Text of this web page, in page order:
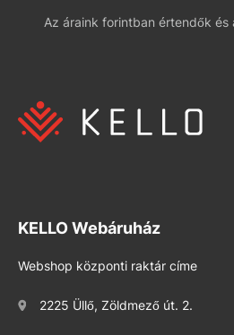
Az áraink forintban értendők
KELLO Webáruház
Webshop központi raktár címe
2225 Üllő, Zöldmező út. 2.